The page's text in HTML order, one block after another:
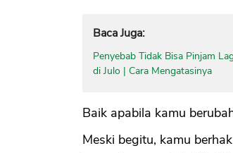
Baca Juga:
Penyebab Tidak Bisa Pinjam
di Julo | Cara Mengatasinya
Baik apabila kamu
Meski begitu, kamu